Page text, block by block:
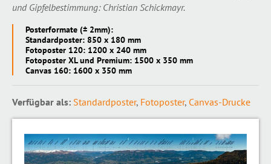
und Gipfelbestimmung: Christian Schickmayr.
Posterformate (± 2mm):
Standardposter: 850 x 180 mm
Fotoposter 120: 1200 x 240 mm
Fotoposter XL und Premium: 1500 x 350 mm
Canvas 160: 1600 x 350 mm
Verfügbar als: Standardposter, Fotoposter, Canvas-Drucke